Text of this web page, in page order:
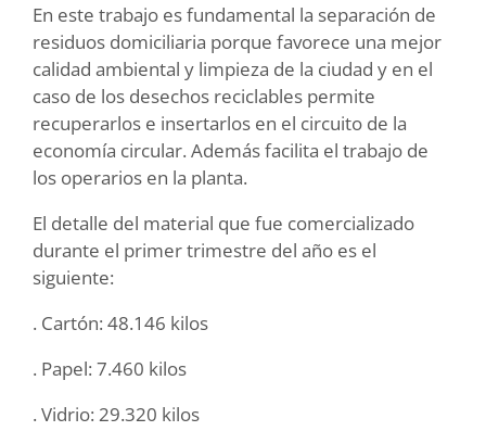
En este trabajo es fundamental la separación de
residuos domiciliaria porque favorece una mejor
calidad ambiental y limpieza de la ciudad y en el
caso de los desechos reciclables permite
recuperarlos e insertarlos en el circuito de la
economía circular. Además facilita el trabajo de
los operarios en la planta.
El detalle del material que fue comercializado
durante el primer trimestre del año es el
siguiente:
. Cartón: 48.146 kilos
. Papel: 7.460 kilos
. Vidrio: 29.320 kilos